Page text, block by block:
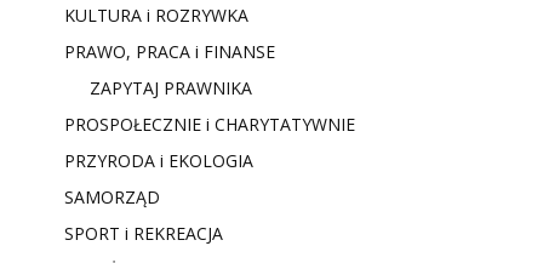
KULTURA i ROZRYWKA
PRAWO, PRACA i FINANSE
ZAPYTAJ PRAWNIKA
PROSPOŁECZNIE i CHARYTATYWNIE
PRZYRODA i EKOLOGIA
SAMORZĄD
SPORT i REKREACJA